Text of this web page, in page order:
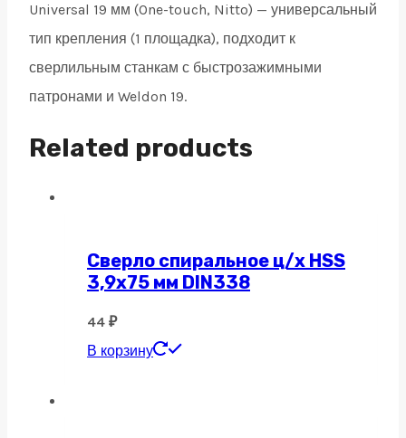
Universal 19 мм (One-touch, Nitto) — универсальный
тип крепления (1 площадка), подходит к
сверлильным станкам с быстрозажимными
патронами и Weldon 19.
Related products
Сверло спиральное ц/х HSS
3,9х75 мм DIN338
44 ₽
В корзину